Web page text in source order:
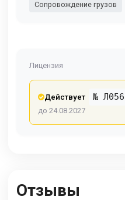
Сопровождение грузов
Лицензия
Действует №
до 24.08.2027
Отзывы